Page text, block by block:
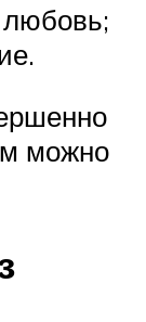
любовь;
можно